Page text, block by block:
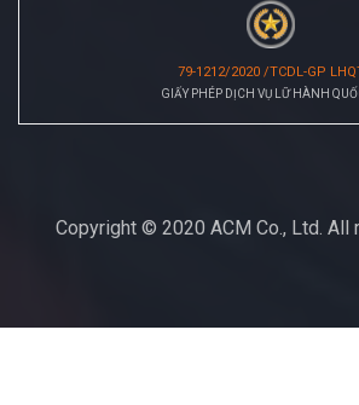
79-1212/2020 /TCDL-GP
GIẤY PHÉP DỊCH VỤ LỮ HÀNH
Copyright © 2020 ACM Co., Ltd. All